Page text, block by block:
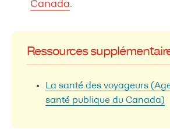
Canada.
Ressources
La santé des voyageurs
santé publique du Canada)